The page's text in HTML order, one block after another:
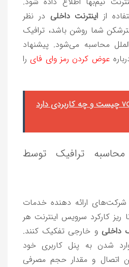
از اینترنت داخلی در نظر
شما روشن باشد، ترافیک
محاسبه می‌شود. پیشنهاد
عوض کردن رمز وای فایرا
تلفن تحت شبکه voip چیست و چه کاربردی دارد
ترافیک توسط
شرکت‌های ارائه دهنده خدمات
ریز کارکرد سرویس اینترنت هر
داخلی و خارجی تفکیک کنند.
شدن به پنل کاربری خود
اتصال و مقدار حجم مصرفی